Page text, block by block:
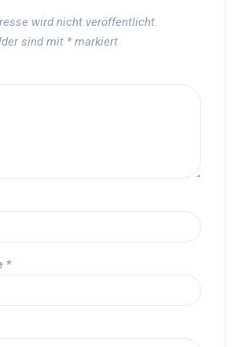
wird nicht veröffentlicht.
sind mit *markiert
*